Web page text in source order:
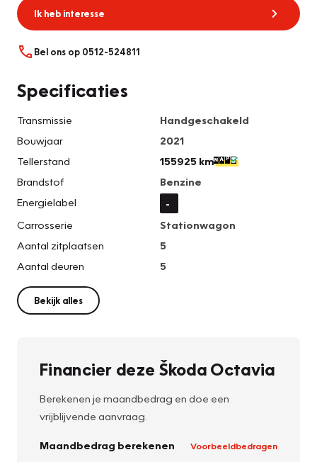
Ik heb interesse
Bel ons op 0512-524811
Specificaties
Transmissie
Handgeschakeld
Bouwjaar
2021
Tellerstand
155925 km
Brandstof
Benzine
Energielabel
-
Carrosserie
Stationwagon
Aantal zitplaatsen
5
Aantal deuren
5
Bekijk alles
Financier deze Škoda Octavia
Berekenen je maandbedrag en doe een
vrijblijvende aanvraag.
Maandbedrag berekenen Voorbeeldbedragen